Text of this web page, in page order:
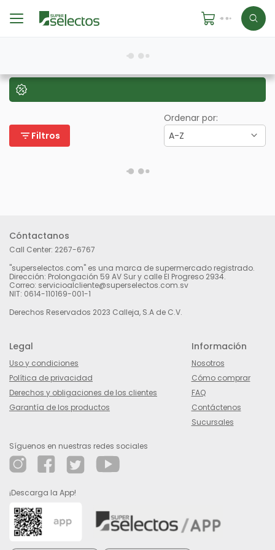
filter_list Filtros
Ordenar por:
A-Z
Cóntactanos
Call Center: 2267-6767
"superselectos.com" es una marca de supermercado registrado.
Dirección: Prolongación 59 AV Sur y calle El Progreso 2934.
Correo: servicioalcliente@superselectos.com.sv
NIT: 0614-110169-001-1
Derechos Reservados 2023 Calleja, S.A de C.V.
Legal
Uso y condiciones
Política de privacidad
Derechos y obligaciones de los clientes
Garantía de los productos
Información
Nosotros
Cómo comprar
FAQ
Contáctenos
Sucursales
Síguenos en nuestras redes sociales
¡Descarga la App!